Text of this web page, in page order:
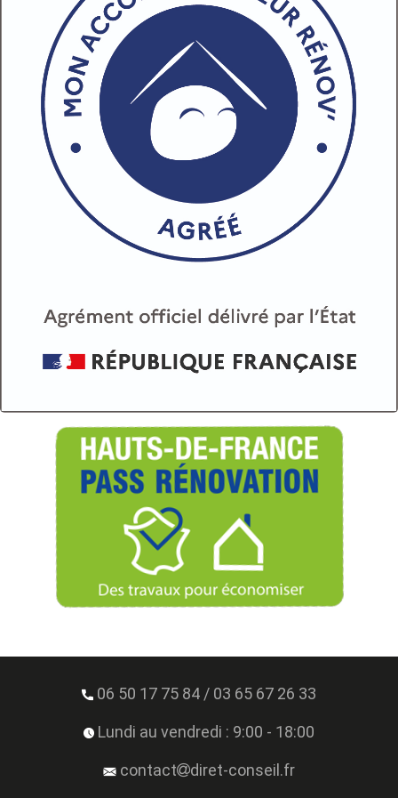
06 50 17 75 84 / 03 65 67 26 33
Lundi au vendredi : 9:00 - 18:00
contact diret-conseil.fr